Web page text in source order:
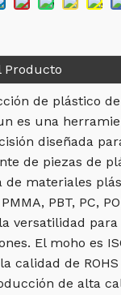
Producto
de plástico
es una
diseñada
de piezas de
de materiales
PBT, PC,
versatilidad
El moho es
calidad de ROHS
de alta